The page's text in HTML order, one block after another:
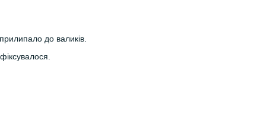
до валиків.